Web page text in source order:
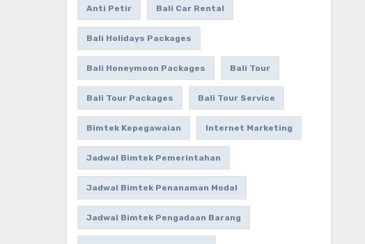
Anti Petir Bali Car Rental
Bali Holidays Packages
Bali Honeymoon Packages Bali Tour
Bali Tour Packages Bali Tour Service
Bimtek Kepegawaian Internet Marketing
Jadwal Bimtek Pemerintahan
Jadwal Bimtek Penanaman Modal
Jadwal Bimtek Pengadaan Barang